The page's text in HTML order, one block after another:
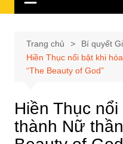
Trang chủ
Bí quyết
Hiền Thục nổi bật khi
“The Beauty of God”
Hiền Thục
thành Nữ